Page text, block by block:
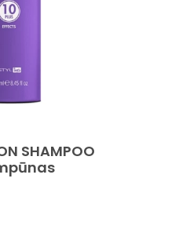
SHAMPOO